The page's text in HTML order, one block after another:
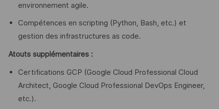
environnement agile.
Compétences en scripting (Python, Bash, etc.) et
gestion des infrastructures as code.
Atouts supplémentaires :
Certifications GCP (Google Cloud Professional Cloud
Architect, Google Cloud Professional DevOps Engineer,
etc.).